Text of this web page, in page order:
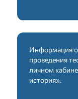
Информация о
проведения
личном
история».